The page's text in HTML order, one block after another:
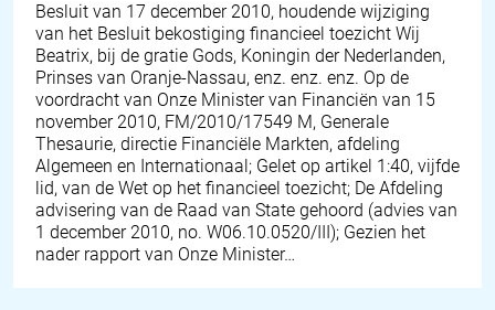
Besluit van 17 december 2010, houdende wijziging
van het Besluit bekostiging financieel toezicht Wij
Beatrix, bij de gratie Gods, Koningin der Nederlanden,
Prinses van Oranje-Nassau, enz. enz. enz. Op de
voordracht van Onze Minister van Financiën van 15
november 2010, FM/2010/17549 M, Generale
Thesaurie, directie Financiële Markten, afdeling
Algemeen en Internationaal; Gelet op artikel 1:40, vijfde
lid, van de Wet op het financieel toezicht; De Afdeling
advisering van de Raad van State gehoord (advies van
1 december 2010, no. W06.10.0520/III); Gezien het
nader rapport van Onze Minister…